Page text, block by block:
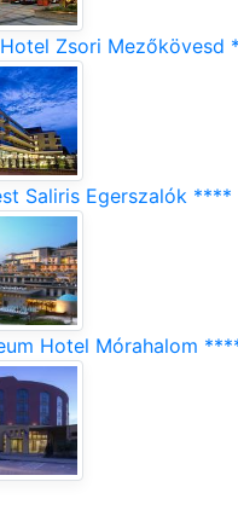
Zsori Mezőkövesd
Saliris Egerszalók ****
Hotel Mórahalom